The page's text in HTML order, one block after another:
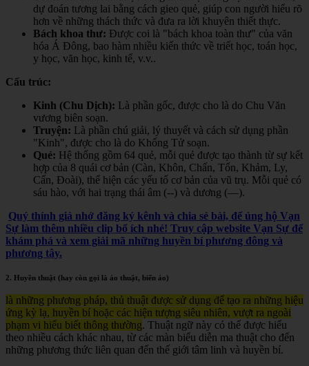
dự đoán tương lai bằng cách gieo quẻ, giúp con người hiểu rõ
hơn về những thách thức và đưa ra lời khuyên thiết thực.
Bách khoa thư: Được coi là "bách khoa toàn thư" của văn
hóa Á Đông, bao hàm nhiều kiến thức về triết học, toán học,
y học, văn học, kinh tế, v.v..
Cấu trúc:
Kinh (Chu Dịch): Là phần gốc, được cho là do Chu Văn
vương biên soạn.
Truyện: Là phần chú giải, lý thuyết và cách sử dụng phần
"Kinh", được cho là do Khổng Tử soạn.
Quẻ: Hệ thống gồm 64 quẻ, mỗi quẻ được tạo thành từ sự kết
hợp của 8 quái cơ bản (Càn, Khôn, Chấn, Tốn, Khảm, Ly,
Cấn, Đoài), thể hiện các yếu tố cơ bản của vũ trụ. Mỗi quẻ có
sáu hào, với hai trạng thái âm (--) và dương (—).
Quý thính giả nhớ đăng ký kênh và chia sẻ bài, để ủng hộ Vạn
Sự làm thêm nhiều clip bổ ích nhé! Truy cập website Vạn Sự để
khám phá và xem giải mã những huyền bí phương đông và
phương tây.
2. Huyền thuật (hay còn gọi là ảo thuật, biến ảo)
là những phương pháp, thủ thuật được sử dụng để tạo ra những hiệu
ứng kỳ lạ, huyền bí hoặc các hiện tượng siêu nhiên, vượt ra ngoài
phạm vi hiểu biết thông thường. Thuật ngữ này có thể được hiểu
theo nhiều cách khác nhau, từ các màn biểu diễn ma thuật cho đến
những phương thức liên quan đến thế giới tâm linh và huyền bí.